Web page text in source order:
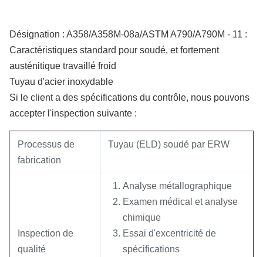
Désignation : A358/A358M-08a/ASTM A790/A790M - 11 :
Caractéristiques standard pour soudé, et fortement
austénitique travaillé froid
Tuyau d'acier inoxydable
Si le client a des spécifications du contrôle, nous pouvons
accepter l'inspection suivante :
Processus de
fabrication
Tuyau (ELD) soudé par ERW
Inspection de
qualité
Analyse métallographique
Examen médical et analyse
chimique
Essai d'excentricité de
spécifications